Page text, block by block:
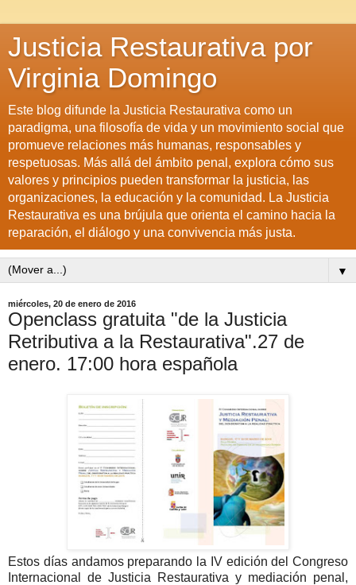
Justicia Restaurativa por
Virginia Domingo
Este blog difunde la Justicia Restaurativa como un
paradigma, una filosofía de vida y un movimiento social que
promueve relaciones más humanas, responsables y
respetuosas. Más allá del ámbito penal, explora cómo sus
valores y principios pueden transformar la justicia, las
organizaciones, la educación y la comunidad. La Justicia
Restaurativa es una brújula que orienta el camino hacia la
reparación, el diálogo y una convivencia más justa.
▼
miércoles, 20 de enero de 2016
Openclass gratuita "de la Justicia
Retributiva a la Restaurativa".27 de
enero. 17:00 hora española
Estos días andamos preparando la IV edición del Congreso
Internacional de Justicia Restaurativa y mediación penal,